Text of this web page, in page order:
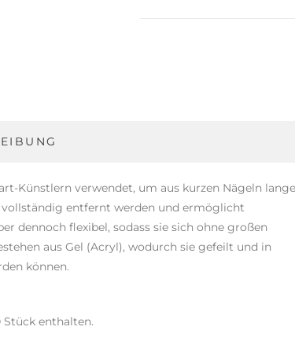
Künstlern verwendet, um aus kurzen Nägeln lange
entfernt werden und ermöglicht
dennoch flexibel, sodass sie sich ohne großen
aus Gel (Acryl), wodurch sie gefeilt und in
können.
Stück enthalten.